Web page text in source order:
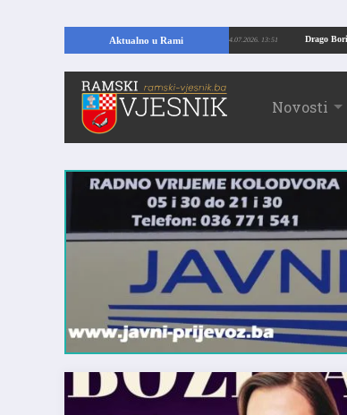
Aktualno u Rami
U RAMI: Kopajući temelje kuće, pronašao vrijedne arheološke ostatke 24.07.2026. 13:51
Novosti